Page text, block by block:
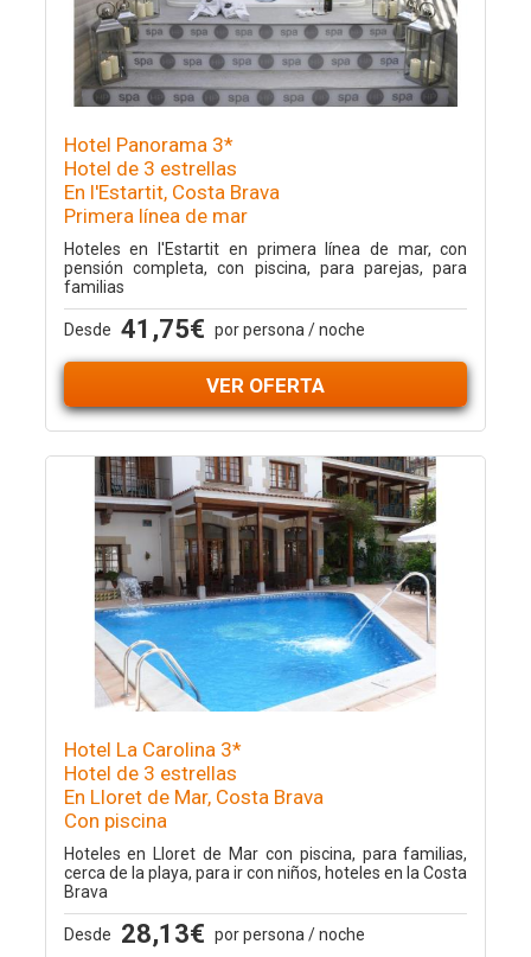
Hotel Panorama 3*
Hotel de 3 estrellas
En l'Estartit, Costa Brava
Primera línea de mar
Hoteles en l'Estartit en primera línea de mar, con
pensión completa, con piscina, para parejas, para
familias
Desde 41,75€ por persona / noche
VER OFERTA
Hotel La Carolina 3*
Hotel de 3 estrellas
En Lloret de Mar, Costa Brava
Con piscina
Hoteles en Lloret de Mar con piscina, para familias,
cerca de la playa, para ir con niños, hoteles en la Costa
Brava
Desde 28,13€ por persona / noche